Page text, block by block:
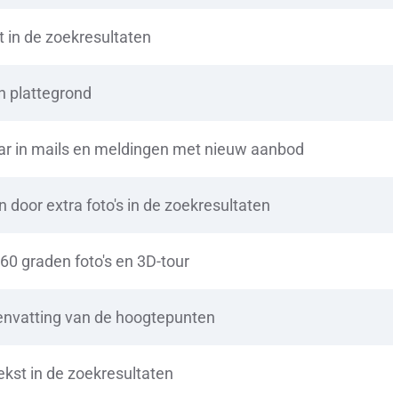
in de zoekresultaten
plattegrond
in mails en meldingen met nieuw aanbod
door extra foto's in de zoekresultaten
graden foto's en 3D-tour
van de hoogtepunten
in de zoekresultaten